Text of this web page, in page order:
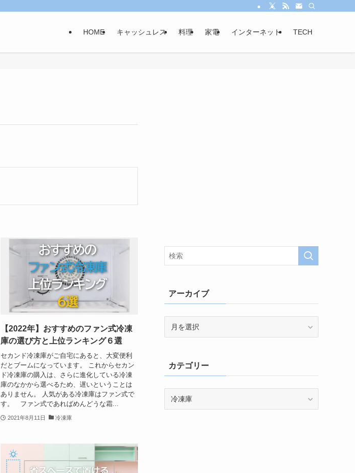
HOME キャッシュレス 料理 家電 インターネット TECH
【2022年】おすすめのファン式冷凍
庫の選び方と上位ランキング６選
セカンド冷凍庫がご自宅にあると、大変便利
だとブームになっています。 これからセカン
ド冷凍庫の購入は、さらに進化している冷凍
庫のなかから選べるため、遅いということは
ありません。 人気がある冷凍庫はファン式で
す。 ファン式であればめんどうな霜...
2021年8月11日 冷凍庫
アーカイブ
ブカテゴリー